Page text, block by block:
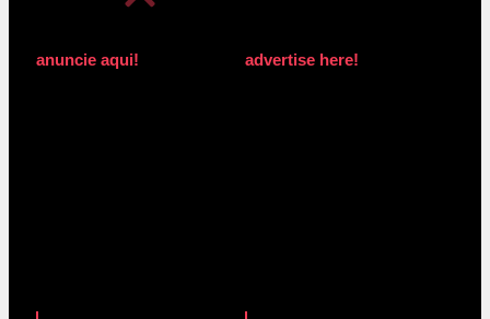
anuncie aqui! advertise here!